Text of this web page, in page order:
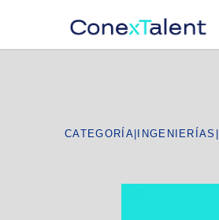
CATEGORÍA|INGENIERÍAS |